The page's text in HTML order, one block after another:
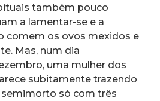
também pouco
a lamentar-se e a
comem os ovos mexidos e
Mas, num dia
uma mulher dos
subitamente trazendo
só com três